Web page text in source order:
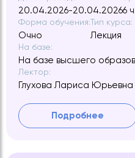
20.04.2026-20.04.20266
Форма обучения:
Очно
Тип курса:
Лекция
На базе:
На базе высшего
Лектор:
Глухова Лариса Юрьевна
Подробнее